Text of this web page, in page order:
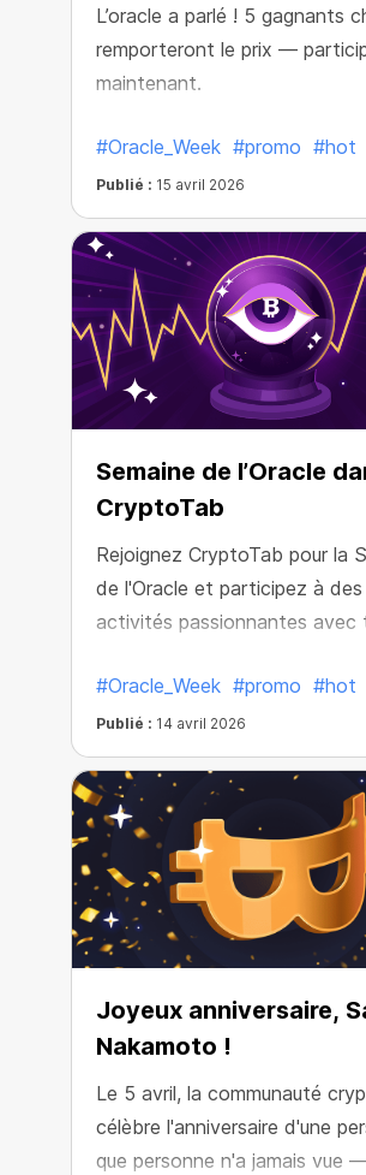
L’oracle a parlé ! 5 gagnants
remporteront le prix —
maintenant.
#Oracle_Week #promo #hot
Publié : 15 avril 2026
Semaine de l’Oracle
CryptoTab
Rejoignez CryptoTab pour la
de l'Oracle et participez à des
activités passionnantes avec
#Oracle_Week #promo #hot
Publié : 14 avril 2026
Joyeux anniversaire,
Nakamoto !
Le 5 avril, la communauté
célèbre l'anniversaire d'une
que personne n'a jamais vue